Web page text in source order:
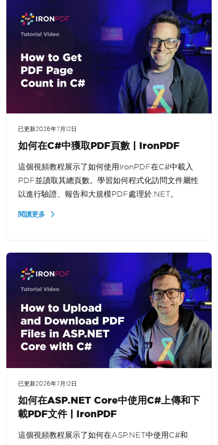
已更新2026年7月12日
如何在C#中獲取PDF頁數 | IronPDF
這個視頻教程展示了如何使用IronPDF在C#中載入
PDF並讀取其總頁數。學習如何程式化訪問文件屬性
以進行驗證、報告和大規模PDF處理於.NET。
閱讀更多
已更新2026年7月12日
如何在ASP.NET Core中使用C#上傳和下
載PDF文件 | IronPDF
這個視頻教程展示了如何在ASP.NET中使用C#和